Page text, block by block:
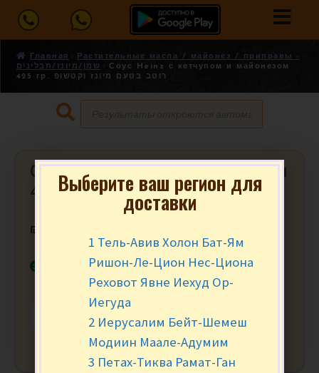
Главная
Растительные масла / майонез / приправы -
שמן/מיונז/תבלינים
Соус Heinz с кетчупом и майонезом
425 гр. רוטב בטעם מיונז וקטשופ
Соус Heinz с кетчупом и майонезом
425 гр. רוטב בטעם מיונז וקטשופ
₪
В наличии
+ В КОРЗИНУ
Выберите ваш регион для
доставки
1 Тель-Авив Холон Бат-Ям
Ришон-Ле-Цион Нес-Циона
Реховот Явне Иехуд Ор-
Иегуда
2 Иерусалим Бейт-Шемеш
Модиин Маале-Адумим
3 Петах-Тиква Рамат-Ган